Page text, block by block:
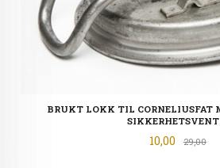
BRUKT LOKK TIL CORNELIUSFAT
Tilbud
10,00 29,00